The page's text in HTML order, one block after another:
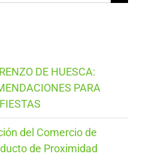
DE HUESCA:
PARA
del Comercio de
de Proximidad